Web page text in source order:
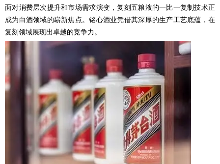
面对消费层次提升和市场需求演变，复刻五粮液的一比一复制技术正
成为白酒领域的崭新焦点。铭心酒业凭借其深厚的生产工艺底蕴，在
复刻领域展现出卓越的竞争力。